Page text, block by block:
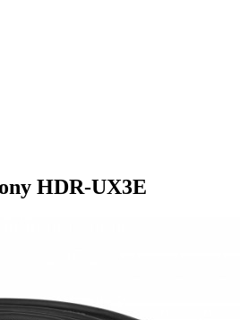
HDR-UX3E